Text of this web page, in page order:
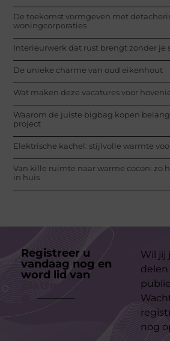
De toekomst vormgeven met
woningcorporaties
Interieurwerk dat rust brengt zonder je
De unieke charme van oud eikenhout
Wat maken deze vacatures voor
Waarom de juiste bigbag kopen
project
Elektrische kachel: stijlvolle warmte
Van kille ruimte naar warme cocon: zo
in huis
Registreer u
vandaag nog en
word lid van
Wil jij
delen
nog